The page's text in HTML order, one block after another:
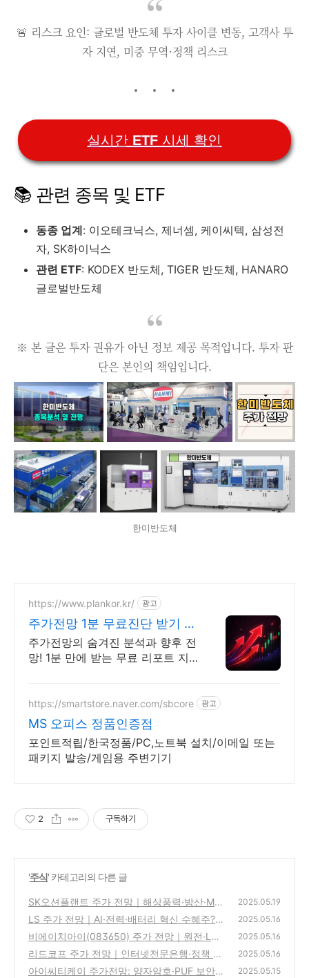
🚨 리스크 요인: 글로벌 반도체 투자 사이클 변동, 고객사 투
자 지연, 미중 무역·정책 리스크
실시간 ETF 시세 확인
📚 관련 종목 및 ETF
동종 업계: 이오테크닉스, 제너셈, 케이씨텍, 삼성전
자, SK하이닉스
관련 ETF: KODEX 반도체, TIGER 반도체, HANARO
글로벌반도체
※ 본 글은 투자 권유가 아닌 정보 제공 목적입니다. 투자 판
단은 본인의 책임입니다.
한미반도체
https://www.plankor.kr/ 광고
주가전망 1분 무료진단 받기 가
입즉시 무료리포트 100%
주가전망의 숨겨진 분석과 향후 전
망! 1분 만에 받는 무료 리포트 지
https://smartstore.naver.com/sbcore 광고
MS 오피스 정품인증점
포인트적립/한국정품/PC,노트북 설치/이메일 또는
패키지 발송/게임용 주변기기
2 구독하기
'주식' 카테고리의 다른 글
SK오션플랜트 주가 전망｜해상풍력·방산·MR
O 수혜주? 2025년 5월 최신 이슈 총정리
(0)
2025.05.19
LS 주가 전망｜AI·전력·배터리 혁신 수혜주? 2
025년 최신 이슈 총정리 (2025.05.16)
(2)
2025.05.16
비에이치아이(083650) 주가 전망｜원전·LNG
·HRSG 수혜주? 최신이슈 총정리 (2025년 5월
16일)
(2)
2025.05.16
리드코프 주가 전망｜인터넷전문은행·정책 수
혜주? 최신이슈 총정리 (2025-05-16)
(1)
2025.05.16
아이씨티케이 주가전망: 양자암호·PUF 보안칩
2025.05.15